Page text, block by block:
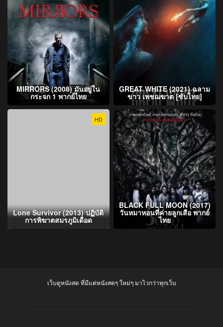
MIRRORS (2008) มันอยู่ใน
กระจก 1 พากย์ไทย
GREAT WHITE (2021) ฉลาม
ขาว เพชฌฆาต [ซับไทย]
HD
Lone Survivor (2013) ปฏิบัติ
การพิฆาตสมรภูมิเดือด
BLACK FULL MOON (2017)
วันหมาหอนที่ค่ายลูกเสือ พากย์
ไทย
เว็บดูหนังสด ที่มีแต่หนังสดๆ ใหม่ๆ มาไวกว่าทุกเว็บ